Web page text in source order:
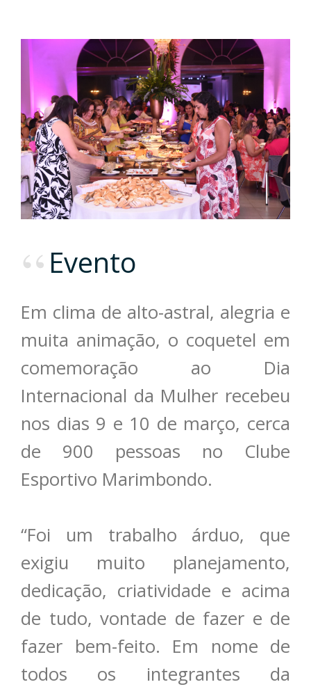
Evento
Em clima de alto-astral, alegria e
muita animação, o coquetel em
comemoração ao Dia
Internacional da Mulher recebeu
nos dias 9 e 10 de março, cerca
de 900 pessoas no Clube
Esportivo Marimbondo.
“Foi um trabalho árduo, que
exigiu muito planejamento,
dedicação, criatividade e acima
de tudo, vontade de fazer e de
fazer bem-feito. Em nome de
todos os integrantes da